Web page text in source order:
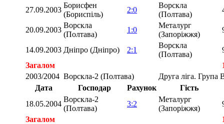
27.09.2003
Борисфен
(Бориспіль)
2:0
Ворскла
(Полтава)
20.09.2003
Ворскла
(Полтава)
1:0
Металург
(Запоріжжя)
14.09.2003 Дніпро (Дніпро) 2:1
Ворскла
(Полтава)
Загалом
2003/2004 Ворскла-2 (Полтава)
Друга ліга. Група
Дата
Господар Рахунок
Гість
18.05.2004
Ворскла-2
(Полтава)
3:2
Металург
(Запоріжжя)
Загалом